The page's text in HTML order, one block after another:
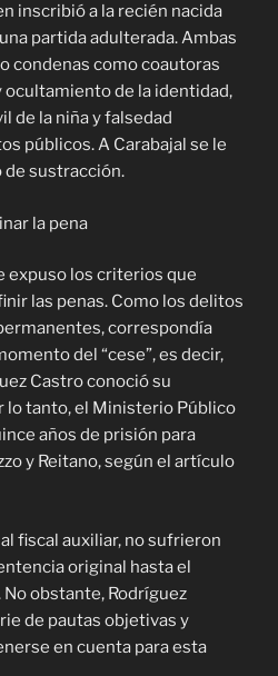
inscribió a la recién nacida
partida adulterada. Ambas
condenas como coautoras
de la identidad,
de la niña y falsedad
públicos. A Carabajal se le
sustracción.
la pena
expuso los criterios que
las penas. Como los delitos
correspondía
del “cese”, es decir,
Castro conoció su
lo tanto, el Ministerio Público
años de prisión para
y Reitano, según el artículo
fiscal auxiliar, no sufrieron
original hasta el
obstante, Rodríguez
de pautas objetivas y
en cuenta para esta